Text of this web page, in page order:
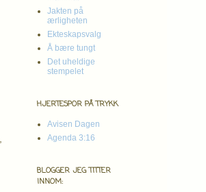
Jakten på
ærligheten
Ekteskapsvalg
Å bære tungt
Det uheldige
stempelet
HJERTESPOR PÅ TRYKK
Avisen Dagen
Agenda 3:16
BLOGGER JEG TITTER
INNOM: